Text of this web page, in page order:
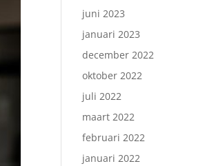
juni 2023
januari 2023
december 2022
oktober 2022
juli 2022
maart 2022
februari 2022
januari 2022